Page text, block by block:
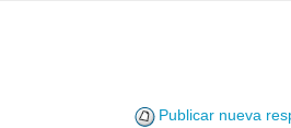
Publicar nueva